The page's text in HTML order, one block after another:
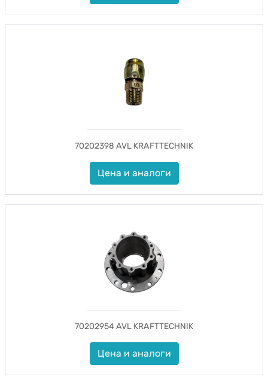
70202398 AVL KRAFTTECHNIK
Цена и аналоги
70202954 AVL KRAFTTECHNIK
Цена и аналоги